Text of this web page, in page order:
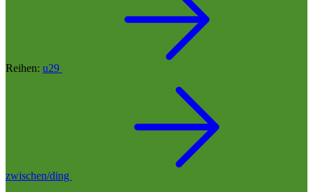
Reihen: u29
zwischen/ding